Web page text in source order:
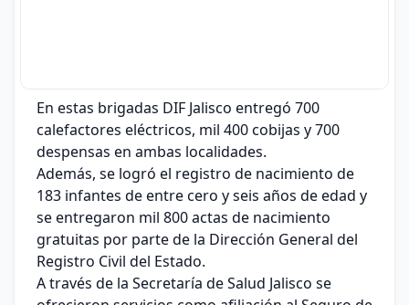
En estas brigadas DIF Jalisco entregó 700
calefactores eléctricos, mil 400 cobijas y 700
despensas en ambas localidades.
Además, se logró el registro de nacimiento de
183 infantes de entre cero y seis años de edad y
se entregaron mil 800 actas de nacimiento
gratuitas por parte de la Dirección General del
Registro Civil del Estado.
A través de la Secretaría de Salud Jalisco se